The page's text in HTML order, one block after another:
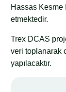
Hassas Kesme
etmektedir.
Trex DCAS
veri toplanarak
yapılacaktır.